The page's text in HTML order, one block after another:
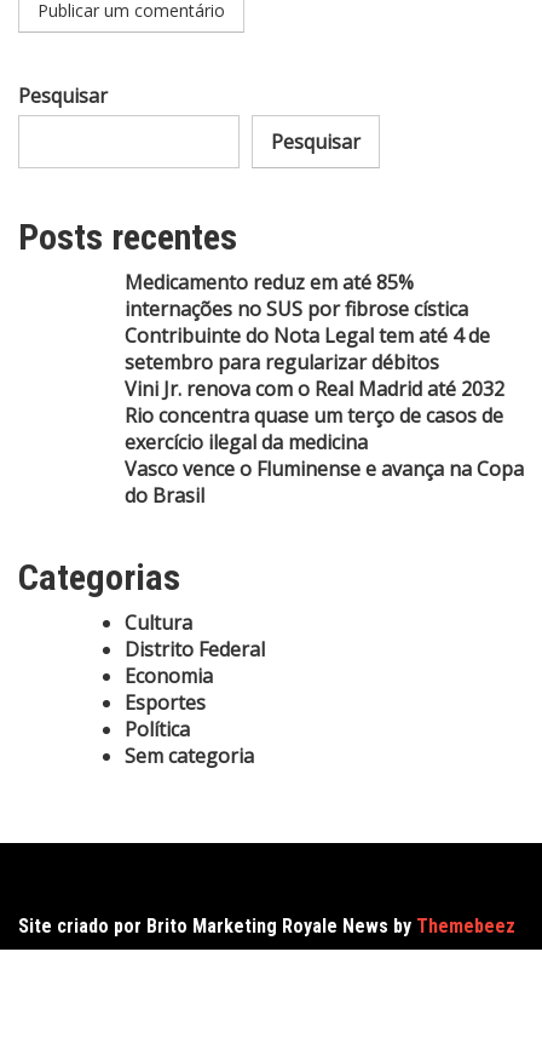
Pesquisar
Pesquisar
Posts recentes
Medicamento reduz em até 85%
internações no SUS por fibrose cística
Contribuinte do Nota Legal tem até 4 de
setembro para regularizar débitos
Vini Jr. renova com o Real Madrid até 2032
Rio concentra quase um terço de casos de
exercício ilegal da medicina
Vasco vence o Fluminense e avança na Copa
do Brasil
Categorias
Cultura
Distrito Federal
Economia
Esportes
Política
Sem categoria
Site criado por Brito Marketing Royale News by Themebeez